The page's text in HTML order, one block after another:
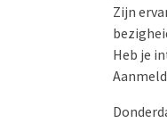
Zijn
Heb je